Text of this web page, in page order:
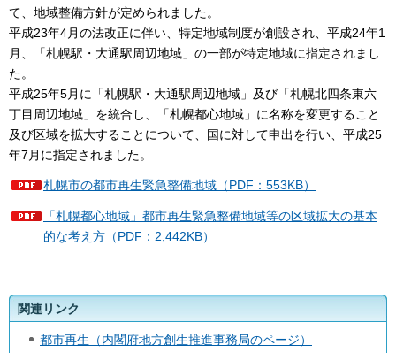
て、地域整備方針が定められました。
平成23年4月の法改正に伴い、特定地域制度が創設され、平成24年1
月、「札幌駅・大通駅周辺地域」の一部が特定地域に指定されまし
た。
平成25年5月に「札幌駅・大通駅周辺地域」及び「札幌北四条東六
丁目周辺地域」を統合し、「札幌都心地域」に名称を変更すること
及び区域を拡大することについて、国に対して申出を行い、平成25
年7月に指定されました。
札幌市の都市再生緊急整備地域（PDF：553KB）
「札幌都心地域」都市再生緊急整備地域等の区域拡大の基本
的な考え方（PDF：2,442KB）
関連リンク
都市再生（内閣府地方創生推進事務局のページ）